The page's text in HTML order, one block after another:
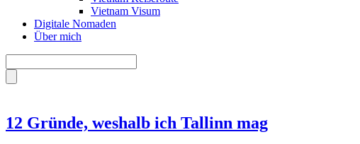
Vietnam Visum
Digitale Nomaden
Über mich
12 Gründe, weshalb ich Tallinn mag